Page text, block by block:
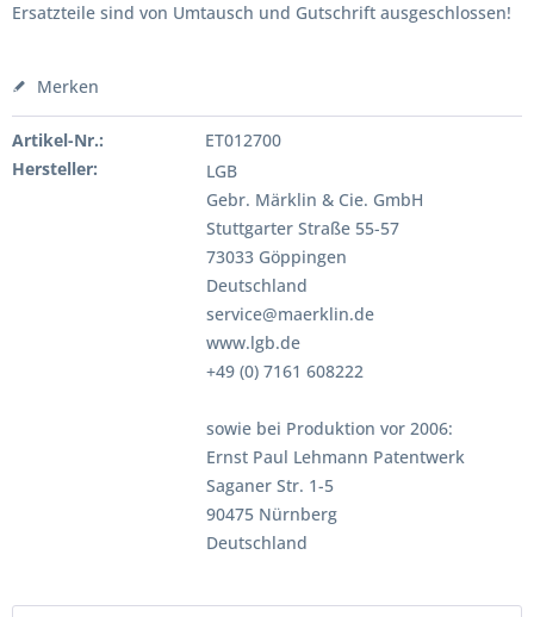
Ersatzteile sind von Umtausch und Gutschrift ausgeschlossen!
Merken
Artikel-Nr.:
ET012700
Hersteller:
LGB
Gebr. Märklin & Cie. GmbH
Stuttgarter Straße 55-57
73033 Göppingen
Deutschland
service@maerklin.de
www.lgb.de
+49 (0) 7161 608222
sowie bei Produktion vor 2006:
Ernst Paul Lehmann Patentwerk
Saganer Str. 1-5
90475 Nürnberg
Deutschland